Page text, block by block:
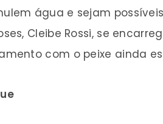
água e sejam
Cleibe Rossi, se
com o peixe ainda